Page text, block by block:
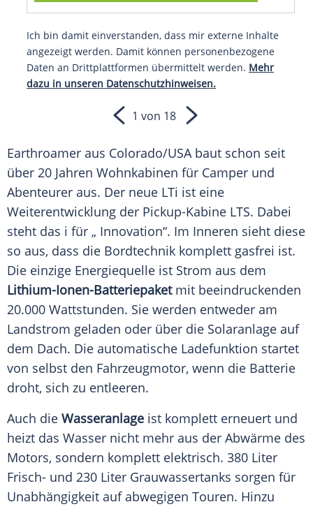
Ich bin damit einverstanden, dass mir externe Inhalte
angezeigt werden. Damit können personenbezogene
Daten an Drittplattformen übermittelt werden. Mehr
dazu in unseren Datenschutzhinweisen.
1 von 18
Earthroamer aus Colorado/USAbaut schon seit
über 20 Jahren Wohnkabinen für Camper und
Abenteurer aus. Der neue LTi ist eine
Weiterentwicklung der Pickup-Kabine LTS. Dabei
steht das i für „ Innovation“. Im Inneren sieht diese
so aus, dass die Bordtechnik komplett gasfrei ist.
Die einzige Energiequelle ist Strom aus dem
Lithium-Ionen-Batteriepaketmit beeindruckenden
20.000 Wattstunden. Sie werden entweder am
Landstrom geladen oder über die Solaranlage auf
dem Dach. Die automatische Ladefunktion startet
von selbst den Fahrzeugmotor, wenn die Batterie
droht, sich zu entleeren.
Auch die Wasseranlage ist komplett erneuert und
heizt das Wasser nicht mehr aus der Abwärme des
Motors, sondern komplett elektrisch. 380 Liter
Frisch- und 230 Liter Grauwassertanks sorgen für
Unabhängigkeit auf abwegigen Touren. Hinzu